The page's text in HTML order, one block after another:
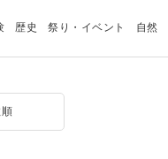
歴史 祭り・イベント 自然